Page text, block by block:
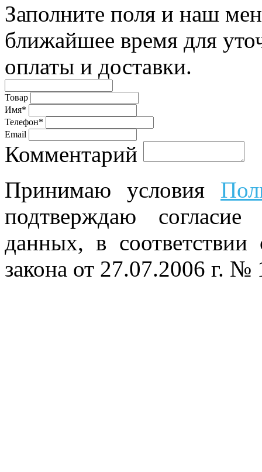
Заполните поля и наш
ближайшее время для
оплаты и доставки.
Товар
Имя*
Телефон*
Email
Комментарий
Принимаю условия
подтверждаю
данных, в
закона от 27.07.2006 г.